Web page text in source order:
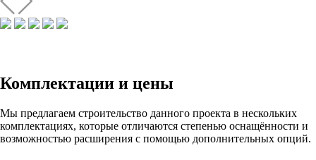
Комплектации и цены
Мы предлагаем строительство данного проекта в нескольких
комплектациях, которые отличаются степенью оснащённости и
возможностью расширения с помощью дополнительных опций.